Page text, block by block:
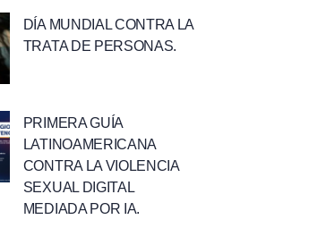
DÍA MUNDIAL CONTRA LA
TRATA DE PERSONAS.
PRIMERA GUÍA
LATINOAMERICANA
CONTRA LA VIOLENCIA
SEXUAL DIGITAL
MEDIADA POR IA.